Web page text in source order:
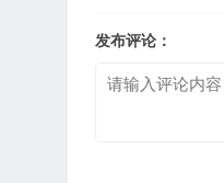
发布评论：